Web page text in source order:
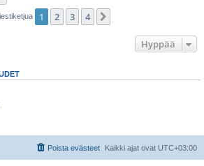
1 2 3 4
Hyppää
Kaikki ajat ovat UTC+03:00
Poista evästeet